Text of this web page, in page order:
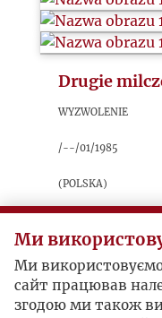
Drugie
Wyzwolenie
/--/01/1985
(Polska)
sygnatura:
Tekst
symetryczne
kapitalizmu
Ми
Ми
сайт працював
згодою ми також